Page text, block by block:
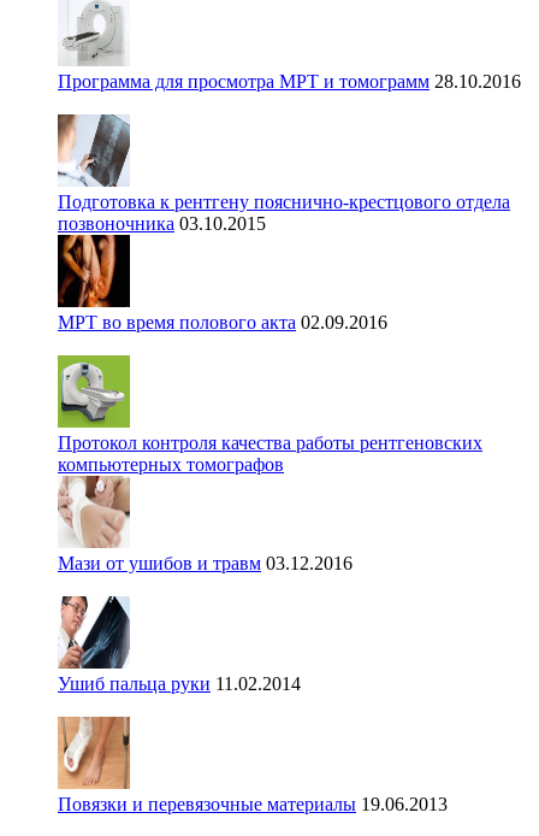
Программа для просмотра МРТ и томограмм 28.10.2016
Подготовка к рентгену пояснично-крестцового отдела
позвоночника 03.10.2015
МРТ во время полового акта 02.09.2016
Протокол контроля качества работы рентгеновских
компьютерных томографов
Мази от ушибов и травм 03.12.2016
Ушиб пальца руки 11.02.2014
Повязки и перевязочные материалы 19.06.2013